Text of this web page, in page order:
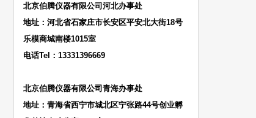
北京伯腾仪器有限公司河北办事处
地址：河北省石家庄市长安区平安北大街18号
乐模商城南楼1015室
电话Tel：13331396669
北京伯腾仪器有限公司青海办事处
地址：青海省西宁市城北区宁张路44号创业孵